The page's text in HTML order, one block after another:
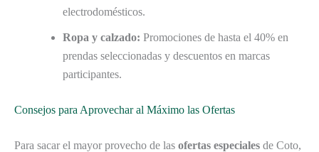
electrodomésticos.
Ropa y calzado: Promociones de hasta el 40% en
prendas seleccionadas y descuentos en marcas
participantes.
Consejos para Aprovechar al Máximo las Ofertas
Para sacar el mayor provecho de las ofertas especiales de Coto,